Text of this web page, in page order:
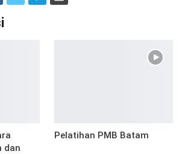
dan
Pelatihan PMB Batam